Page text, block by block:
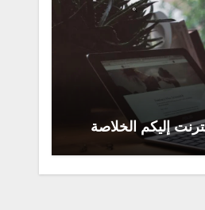
إليكم الخلاصة